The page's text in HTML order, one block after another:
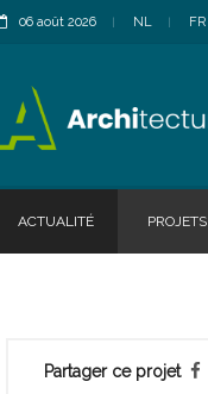
06 août 2026 NL FR
ACTUALITÉ PROJETS
Partager ce projet